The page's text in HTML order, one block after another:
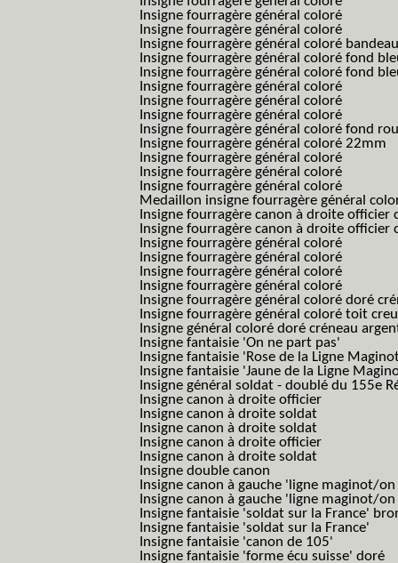
Insigne fourragère général coloré
Insigne fourragère général coloré
Insigne fourragère général coloré
Insigne fourragère général coloré fond
Insigne fourragère général coloré fond
Insigne fourragère général coloré
Insigne fourragère général coloré
Insigne fourragère général coloré
Insigne fourragère général coloré fond
Insigne fourragère général coloré 22mm
Insigne fourragère général coloré
Insigne fourragère général coloré
Insigne fourragère général coloré
Medaillon insigne fourragère général
Insigne fourragère canon à droite
Insigne fourragère canon à droite
Insigne fourragère général coloré
Insigne fourragère général coloré
Insigne fourragère général coloré
Insigne fourragère général coloré
Insigne fourragère général coloré doré
Insigne fourragère général coloré toit
Insigne général coloré doré créneau
Insigne fantaisie 'On ne part pas'
Insigne fantaisie 'Rose de la Ligne
Insigne fantaisie 'Jaune de la Ligne
Insigne général soldat - doublé du 155e
Insigne canon à droite officier
Insigne canon à droite soldat
Insigne canon à droite soldat
Insigne canon à droite officier
Insigne canon à droite soldat
Insigne double canon
Insigne canon à gauche 'ligne maginot/
Insigne canon à gauche 'ligne maginot/
Insigne fantaisie 'soldat sur la France'
Insigne fantaisie 'soldat sur la France'
Insigne fantaisie 'canon de 105'
Insigne fantaisie 'forme écu suisse' doré